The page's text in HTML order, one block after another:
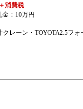
消費税
：10万円
レーン・TOYOTA2.5フォ